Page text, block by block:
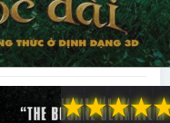
★
★
★
★